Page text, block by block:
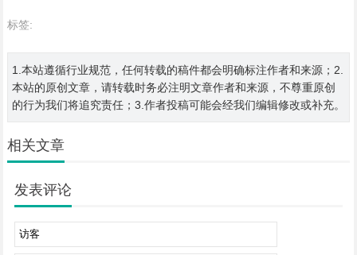
标签:
1.本站遵循行业规范，任何转载的稿件都会明确标注作者和来源；2.
本站的原创文章，请转载时务必注明文章作者和来源，不尊重原创
的行为我们将追究责任；3.作者投稿可能会经我们编辑修改或补充。
相关文章
发表评论